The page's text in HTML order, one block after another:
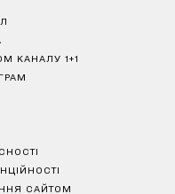
КАНАЛУ 1+1
САЙТОМ